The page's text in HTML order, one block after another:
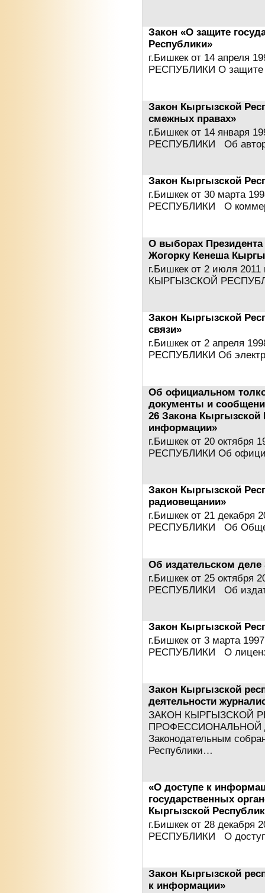
Закон «О защите
Республики»
г.Бишкек от 14 апреля
РЕСПУБЛИКИ О защите
Закон Кыргызской
смежных правах»
г.Бишкек от 14
РЕСПУБЛИКИ Об
Закон Кыргызской
г.Бишкек от 30 марта
РЕСПУБЛИКИ О
О выборах
Жогорку Кенеша
г.Бишкек от 2 июля
КЫРГЫЗСКОЙ
Закон Кыргызской
связи»
г.Бишкек от 2 апреля
РЕСПУБЛИКИ Об
Об официальном
документы и
26 Закона Кыргызской
информации»
г.Бишкек от 20
РЕСПУБЛИКИ Об
Закон Кыргызской
радиовещании»
г.Бишкек от 21
РЕСПУБЛИКИ Об
Об издательском
г.Бишкек от 25
РЕСПУБЛИКИ Об
Закон Кыргызской
г.Бишкек от 3 марта
РЕСПУБЛИКИ О
Закон Кыргызской
деятельности
ЗАКОН КЫРГЫЗСКОЙ
ПРОФЕССИОНАЛЬНОЙ
Законодательным
Республики…
«О доступе к
государственных
Кыргызской
г.Бишкек от 28
РЕСПУБЛИКИ О
Закон Кыргызской
к информации»